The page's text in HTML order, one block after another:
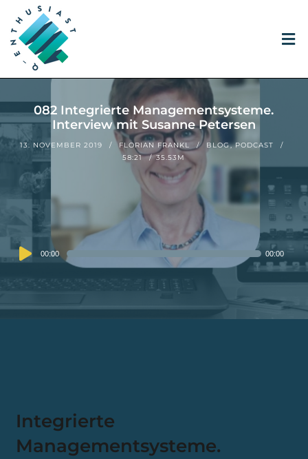
082 Integrierte Managementsysteme.
Interview mit Susanne Petersen
13. NOVEMBER 2019 FLORIAN FRANKL BLOG,PODCAST
58:21
35.53M
Audio
00:00 00:00
Integrierte
Managementsysteme.